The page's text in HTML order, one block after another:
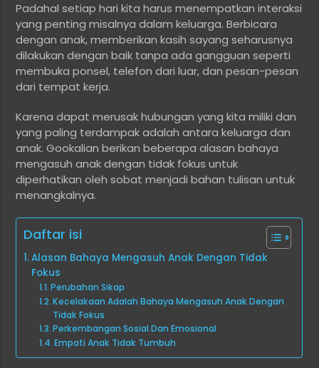
Padahal setiap hari kita harus menempatkan interaksi
yang penting misalnya dalam keluarga. Berbicara
dengan anak, memberikan kasih sayang seharusnya
dilakukan dengan baik tanpa ada gangguan seperti
membuka ponsel, telefon dari luar, dan pesan-pesan
dari tempat kerja.
Karena dapat merusak hubungan yang kita miliki dan
yang paling terdampak adalah antara keluarga dan
anak. Gookalian berikan beberapa alasan bahaya
mengasuh anak dengan tidak fokus untuk
diperhatikan oleh sobat menjadi bahan tulisan untuk
menangkalnya.
Daftar isi
Alasan Bahaya Mengasuh Anak Dengan Tidak
Fokus
Perubahan Sikap
Kecelakaan Adalah Bahaya Mengasuh Anak Dengan
Tidak Fokus
Perkembangan Sosial Dan Emosional
Empati Anak Tidak Tumbuh